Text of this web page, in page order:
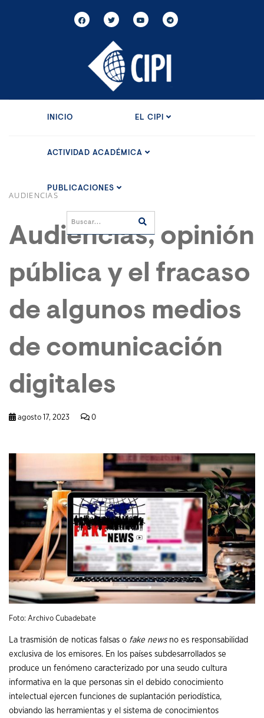
INICIO EL CIPI
ACTIVIDAD ACADÉMICA
PUBLICACIONES
AUDIENCIAS
Audiencias, opinión
pública y el fracaso
de algunos medios
de comunicación
digitales
agosto 17, 2023 0
Foto: Archivo Cubadebate
La trasmisión de noticas falsas o fake newsno es responsabilidad
exclusiva de los emisores. En los países subdesarrollados se
produce un fenómeno caracterizado por una seudo cultura
informativa en la que personas sin el debido conocimiento
intelectual ejercen funciones de suplantación periodística,
obviando las herramientas y el sistema de conocimientos